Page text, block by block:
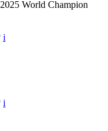
World Champion
i
i